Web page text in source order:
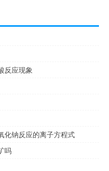
反应现象
化钠反应的离子方程式
吗